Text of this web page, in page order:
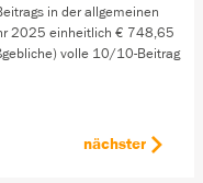
in der allgemeinen
2025 einheitlich € 748,65
volle 10/10-Beitrag
nächster